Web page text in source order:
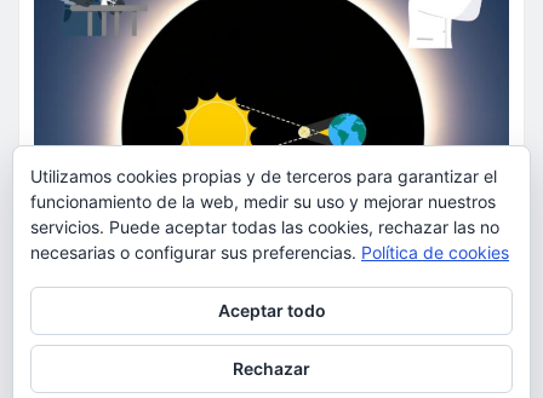
Utilizamos cookies propias y de terceros para garantizar el
funcionamiento de la web, medir su uso y mejorar nuestros
servicios. Puede aceptar todas las cookies, rechazar las no
necesarias o configurar sus preferencias. Política de cookies
Aceptar todo
Rechazar
Para obtener más información, incluido cómo gestionar las cookies,